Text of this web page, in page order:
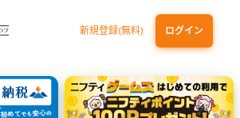
新規登録(無料) ログイン
NEXT JCB ORIGINAL SERIES：JCBカード S
（NL）（家族カード発行）